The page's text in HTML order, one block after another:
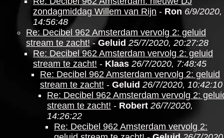
zondagmiddag Willem van Rijn - Ron 6/9/2020,
14:56:48
Re: Decibel 962 Amsterdam vervolg 2: geluid
stream te zacht! - Geluid 25/7/2020, 20:27:28
Re: Decibel 962 Amsterdam vervolg 2: geluid
stream te zacht! - Klaas 26/7/2020, 7:48:45
Re: Decibel 962 Amsterdam vervolg 2: geluid
stream te zacht! - Geluid 26/7/2020, 10:42:10
Re: Decibel 962 Amsterdam vervolg 2:
stream te zacht! - Robert 26/7/2020,
14:26:22
Re: Decibel 962 Amsterdam vervolg 2: